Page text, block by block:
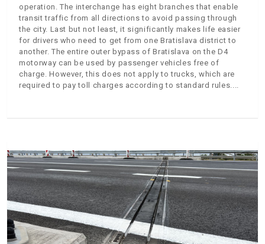
operation. The interchange has eight branches that enable
transit traffic from all directions to avoid passing through
the city. Last but not least, it significantly makes life easier
for drivers who need to get from one Bratislava district to
another. The entire outer bypass of Bratislava on the D4
motorway can be used by passenger vehicles free of
charge. However, this does not apply to trucks, which are
required to pay toll charges according to standard rules.